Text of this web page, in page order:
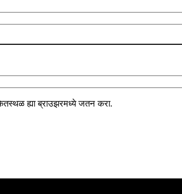
ह्या ब्राउझरमध्ये जतन करा.